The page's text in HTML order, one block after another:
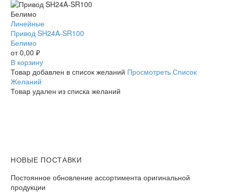
Привод
SH24A-
SR100
Белимо
Линейные
Привод SH24A-SR100
Белимо
от0,00 ₽
В корзину
Товар добавлен в список желаний Просмотреть Список
Желаний
Товар удален из списка желаний
НОВЫЕ ПОСТАВКИ
Постоянное обновление ассортимента оригинальной
продукции